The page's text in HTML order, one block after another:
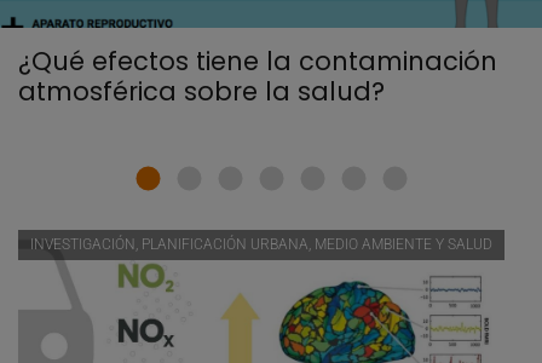
¿Qué efectos tiene la contaminación
atmosférica sobre la salud?
INVESTIGACIÓN, PLANIFICACIÓN URBANA, MEDIO AMBIENTE Y SALUD